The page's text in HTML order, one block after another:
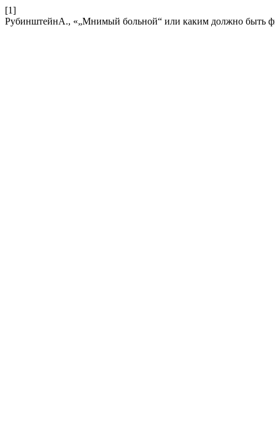
[1]
РубинштейнА., «„Мнимый больной“ или каким должно быть